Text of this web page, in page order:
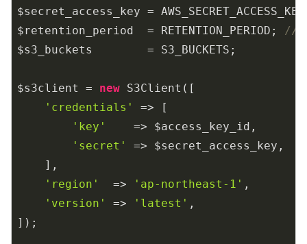
$secret_access_key =
$retention_period  = RETENTION_PERIOD; //
$s3_buckets        = S3_BUCKETS;
$s3client = new S3Client([
'credentials'
=> [
'key'
    => $access_key_id,
'secret'
=> $secret_access_key,
    ],
'region'
  =>
'ap-northeast-1' ,
'version'
=> 'latest' ,
]);